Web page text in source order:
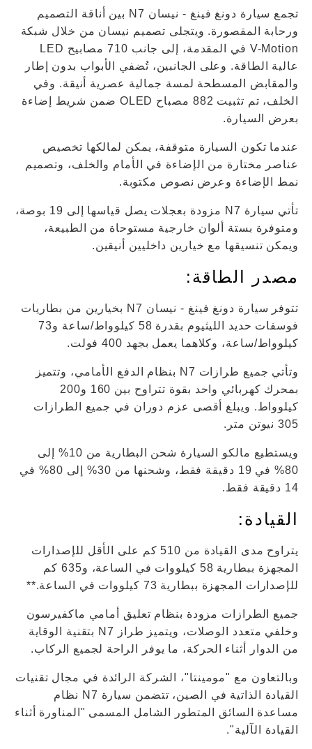
تجمع سيارة دونغ فينغ - نيسان N7 بين أناقة التصميم
ورحابة المقصورة. ويتجلى تصميم نيسان من خلال شبكة
V-Motion في المقدمة، إلى جانب 710 مصابيح LED
عالية الطاقة. وعلى الجانبين، تُضفي الأبواب بدون إطار
والمقابض المسطحة لمسة جمالية عصرية أنيقة. وفي
الخلف، تم تثبيت 882 مصباح OLED ضمن شريط إضاءة
بعرض السيارة.
عندما تكون السيارة متوقفة، يمكن لمالكها تخصيص
عناصر مختارة من الإضاءة في الأمام والخلف، وتصميم
نمط الإضاءة وعرض نصوص مكتوبة.
تأتي سيارة N7 مزودة بعجلات يصل قياسها إلى 19 بوصة،
ومتوفرة بستة ألوان خارجية مستوحاة من الطبيعة،
ويمكن تنسيقها مع خيارين داخليين أنيقين.
مصدر الطاقة:
تتوفر سيارة دونغ فينغ - نيسان N7 بخيارين من بطاريات
فوسفات حديد الليثيوم بقدرة 58 كيلوواط/ساعة و73
كيلوواط/ساعة، وكلاهما يعمل بجهد 400 فولت.
وتأتي جميع طرازات N7 بنظام الدفع الأمامي، وتتميز
بمحرك كهربائي واحد بقوة تتراوح بين 160 و200
كيلوواط. ويبلغ أقصى عزم دوران في جميع الطرازات
305 نيوتن متر.
ويستطيع مالكو السيارة شحن البطارية من 10% إلى
80% في 19 دقيقة فقط، وشحنها من 30% إلى 80% في
14 دقيقة فقط.
القيادة:
يتراوح مدى القيادة من 510 كم على الأقل للإصدارات
المجهزة ببطارية 58 كيلووات في الساعة، و635 كم
للإصدارات المجهزة ببطارية 73 كيلووات في الساعة.**
جميع الطرازات مزودة بنظام تعليق أمامي ماكفيرسون
وخلفي متعدد الوصلات، ويتميز طراز N7 بتقنية الوقاية
من الدوار أثناء الحركة، ما يوفر الراحة لجميع الركاب.
وبالتعاون مع "مومينتا"، الشركة الرائدة في مجال تقنيات
القيادة الذاتية في الصين، تتضمن سيارة N7 نظام
مساعدة السائق المتطور الشامل المسمى "المناورة أثناء
القيادة الآلية".